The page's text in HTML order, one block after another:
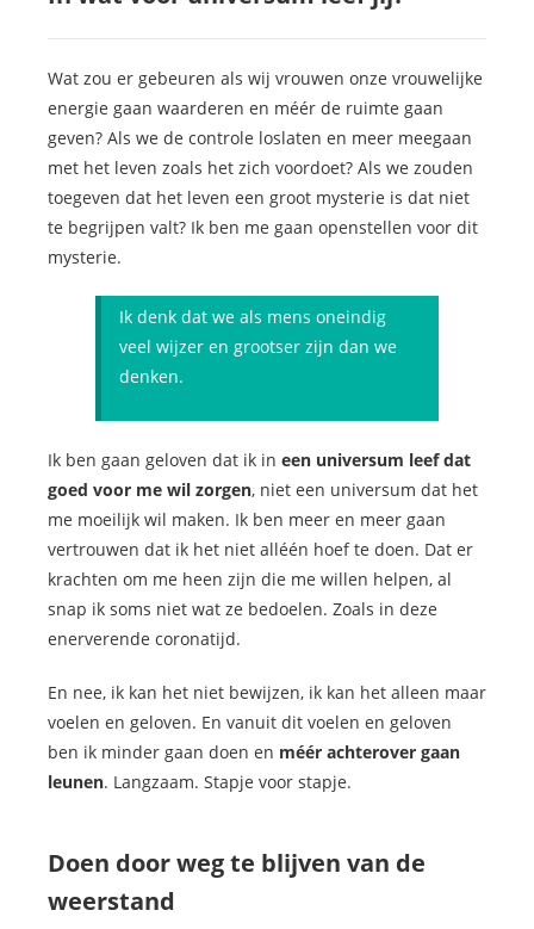
Wat zou er gebeuren als wij vrouwen onze vrouwelijke
energie gaan waarderen en méér de ruimte gaan
geven? Als we de controle loslaten en meer meegaan
met het leven zoals het zich voordoet? Als we zouden
toegeven dat het leven een groot mysterie is dat niet
te begrijpen valt? Ik ben me gaan openstellen voor dit
mysterie.
Ik denk dat we als mens oneindig
veel wijzer en grootser zijn dan we
denken.
Ik ben gaan geloven dat ik in een universum leef dat
goed voor me wil zorgen, niet een universum dat het
me moeilijk wil maken. Ik ben meer en meer gaan
vertrouwen dat ik het niet alléén hoef te doen. Dat er
krachten om me heen zijn die me willen helpen, al
snap ik soms niet wat ze bedoelen. Zoals in deze
enerverende coronatijd.
En nee, ik kan het niet bewijzen, ik kan het alleen maar
voelen en geloven. En vanuit dit voelen en geloven
ben ik minder gaan doen en méér achterover gaan
leunen. Langzaam. Stapje voor stapje.
Doen door weg te blijven van de
weerstand